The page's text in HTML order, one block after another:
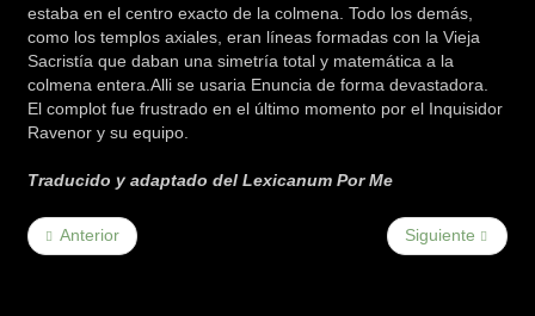
estaba en el centro exacto de la colmena. Todo los demás,
como los templos axiales, eran líneas formadas con la Vieja
Sacristía que daban una simetría total y matemática a la
colmena entera.Alli se usaria Enuncia de forma devastadora.
El complot fue frustrado en el último momento por el Inquisidor
Ravenor y su equipo.
Traducido y adaptado del Lexicanum Por Me
Anterior Siguiente